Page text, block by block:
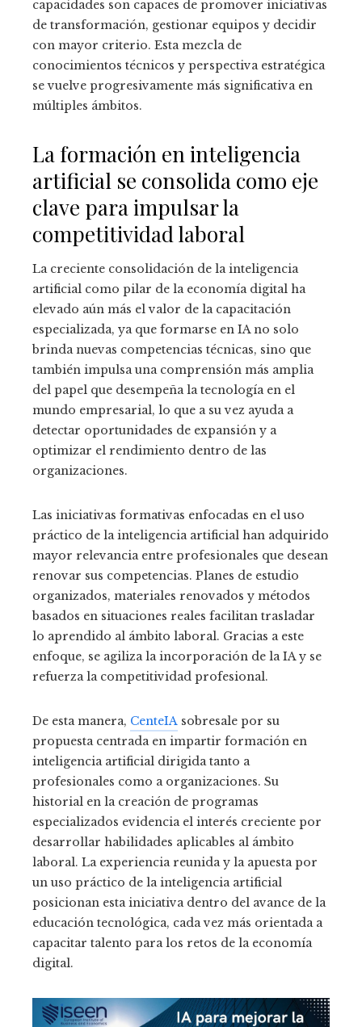
capacidades son capaces de promover iniciativas
de transformación, gestionar equipos y decidir
con mayor criterio. Esta mezcla de
conocimientos técnicos y perspectiva estratégica
se vuelve progresivamente más significativa en
múltiples ámbitos.
La formación en inteligencia
artificial se consolida como eje
clave para impulsar la
competitividad laboral
La creciente consolidación de la inteligencia
artificial como pilar de la economía digital ha
elevado aún más el valor de la capacitación
especializada, ya que formarse en IA no solo
brinda nuevas competencias técnicas, sino que
también impulsa una comprensión más amplia
del papel que desempeña la tecnología en el
mundo empresarial, lo que a su vez ayuda a
detectar oportunidades de expansión y a
optimizar el rendimiento dentro de las
organizaciones.
Las iniciativas formativas enfocadas en el uso
práctico de la inteligencia artificial han adquirido
mayor relevancia entre profesionales que desean
renovar sus competencias. Planes de estudio
organizados, materiales renovados y métodos
basados en situaciones reales facilitan trasladar
lo aprendido al ámbito laboral. Gracias a este
enfoque, se agiliza la incorporación de la IA y se
refuerza la competitividad profesional.
De esta manera, CenteIA sobresale por su
propuesta centrada en impartir formación en
inteligencia artificial dirigida tanto a
profesionales como a organizaciones. Su
historial en la creación de programas
especializados evidencia el interés creciente por
desarrollar habilidades aplicables al ámbito
laboral. La experiencia reunida y la apuesta por
un uso práctico de la inteligencia artificial
posicionan esta iniciativa dentro del avance de la
educación tecnológica, cada vez más orientada a
capacitar talento para los retos de la economía
digital.